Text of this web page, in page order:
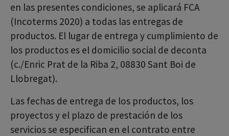
en las presentes condiciones, se aplicará FCA
(Incoterms 2020) a todas las entregas de
productos. El lugar de entrega y cumplimiento de
los productos es el domicilio social de deconta
(c./Enric Prat de la Riba 2, 08830 Sant Boi de
Llobregat).
Las fechas de entrega de los productos, los
proyectos y el plazo de prestación de los
servicios se especifican en el contrato entre